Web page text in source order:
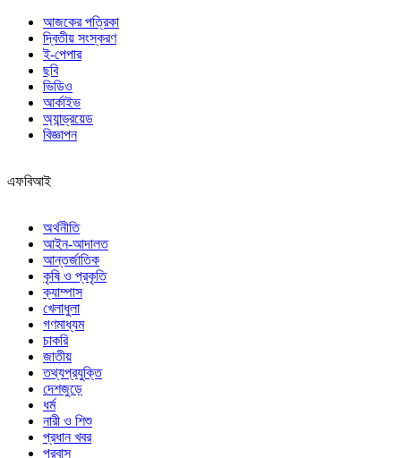
আজকের পত্রিকা
দ্বিতীয় সংস্করণ
ই-পেপার
ছবি
ভিডিও
আর্কাইভ
অ্যান্ড্রয়েড
বিজ্ঞাপন
এফবিআই
অর্থনীতি
আইন-আদালত
আন্তর্জাতিক
কৃষি ও প্রকৃতি
ক্যাম্পাস
খেলাধুলা
গণমাধ্যম
চাকরি
জাতীয়
তথ্যপ্রযুক্তি
দেশজুড়ে
ধর্ম
নারী ও শিশু
প্রধান খবর
প্রবাস